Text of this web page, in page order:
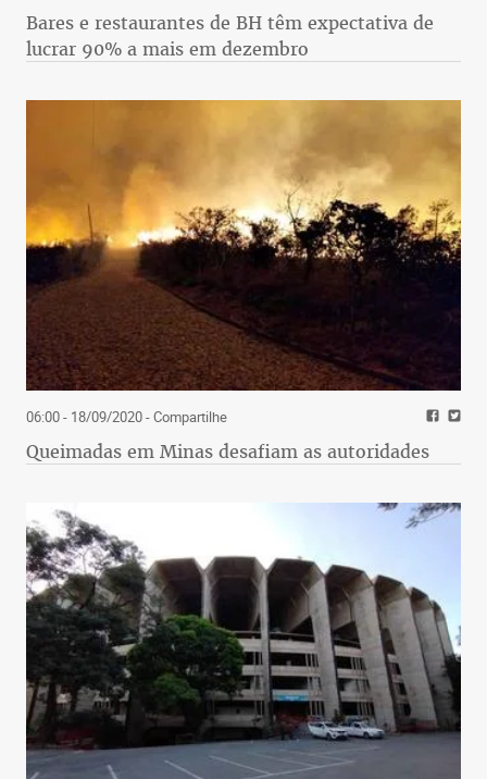
Bares e restaurantes de BH têm expectativa de
lucrar 90% a mais em dezembro
06:00 - 18/09/2020- Compartilhe
Queimadas em Minas desafiam as autoridades